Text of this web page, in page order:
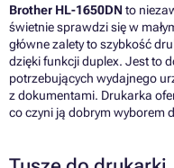
Brother HL-1650DN to
świetnie sprawdzi się w
główne zalety to szybkość
dzięki funkcji duplex. Jest to
potrzebujących wydajnego
z dokumentami. Drukarka
co czyni ją dobrym wyborem